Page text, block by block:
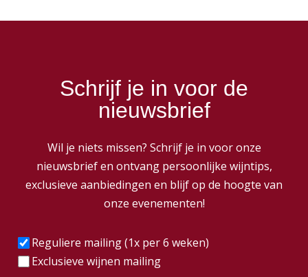
Schrijf je in voor de
nieuwsbrief
Wil je niets missen? Schrijf je in voor onze
nieuwsbrief en ontvang persoonlijke wijntips,
exclusieve aanbiedingen en blijf op de hoogte van
onze evenementen!
Frequentie(Vereist)
Reguliere mailing (1x per 6 weken)
Exclusieve wijnen mailing